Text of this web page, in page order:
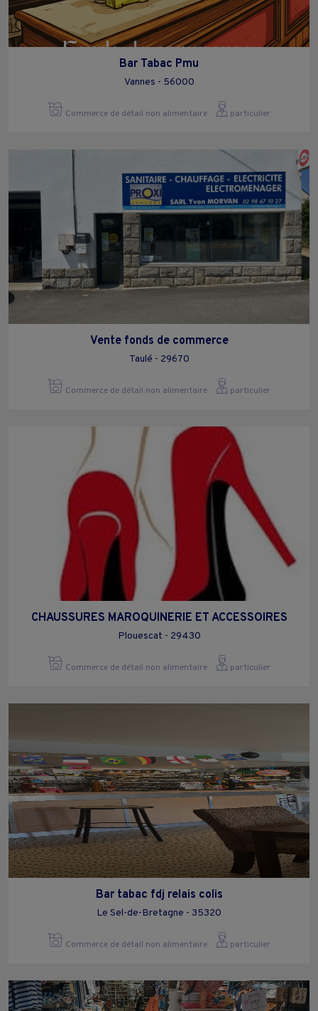
Bar Tabac Pmu
Vannes - 56000
Commerce de détail non alimentaire particulier
Vente fonds de commerce
Taulé - 29670
Commerce de détail non alimentaire particulier
CHAUSSURES MAROQUINERIE ET ACCESSOIRES
Plouescat - 29430
Commerce de détail non alimentaire particulier
Bar tabac fdj relais colis
Le Sel-de-Bretagne - 35320
Commerce de détail non alimentaire particulier